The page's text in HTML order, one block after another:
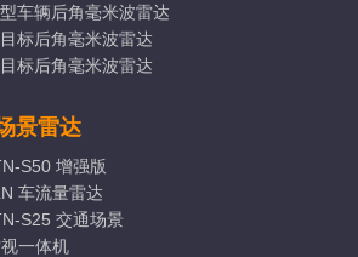
车辆后角毫米波雷达
标后角毫米波雷达
标后角毫米波雷达
景雷达
S50 增强版
车流量雷达
S25 交通场景
一体机